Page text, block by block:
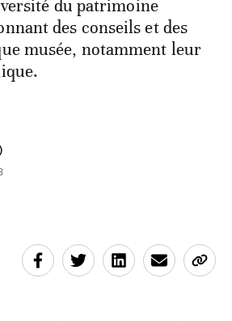
du patrimoine
des conseils et des
musée, notamment leur